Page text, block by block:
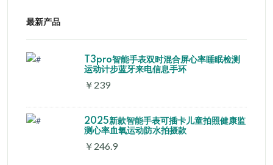
最新产品
T3pro智能手表双时混合屏心率睡眠检测
运动计步蓝牙来电信息手环
￥239
2025新款智能手表可插卡儿童拍照健康监
测心率血氧运动防水拍摄款
￥246.9